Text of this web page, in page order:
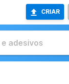
CRIAR